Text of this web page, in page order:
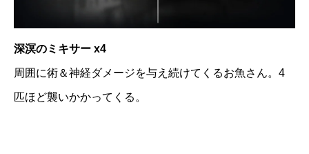
深溟のミキサー x4
周囲に術＆神経ダメージを与え続けてくるお魚さん。4
匹ほど襲いかかってくる。